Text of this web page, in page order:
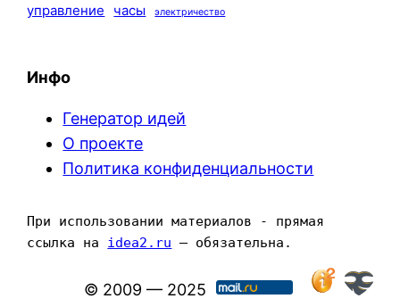
управление часы электричество
Инфо
Генератор идей
О проекте
Политика конфиденциальности
При использовании материалов - прямая
ссылка на idea2.ru — обязательна.
© 2009 — 2025